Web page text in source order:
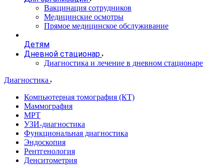
Вакцинация сотрудников
Медицинские осмотры
Прямое медицинское обслуживание
Детям
Дневной стационар
Диагностика и лечение в дневном стационаре
Диагностика
Компьютерная томография (КТ)
Маммография
МРТ
УЗИ-диагностика
Функциональная диагностика
Эндоскопия
Рентгенология
Денситометрия